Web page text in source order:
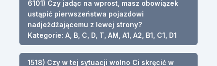
6101) Czy jadąc na wprost, masz obowiązek
ustąpić pierwszeństwa pojazdowi
nadjeżdżającemu z lewej strony?
Kategorie: A, B, C, D, T, AM, A1, A2, B1, C1, D1
1518) Czy w tej sytuacji wolno Ci skręcić w